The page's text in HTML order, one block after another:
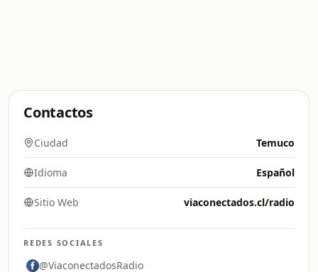
Contactos
Ciudad Temuco
Idioma Español
Sitio Web viaconectados.cl/radio
REDES SOCIALES
@ViaconectadosRadio